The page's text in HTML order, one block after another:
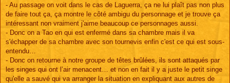
- Au passage on voit dans le cas de Laguerra, ça ne lui plaît pas non plus
de faire tout ça, ça montre le côté ambigu du personnage et je trouve ça
intéressant non vraiment j'aime beaucoup ce personnages aussi.
- Donc on a Tao en qui est enfermé dans sa chambre mais il va
s'échapper de sa chambre avec son tournevis enfin c'est ce qui est sous-
entendu…
- Donc on retourne à notre groupe de têtes brûlées, ils sont attaqués par
les singes qui ont l’air menacent… et non en fait il y a juste le petit singe
qu'elle a sauvé qui va arranger la situation en expliquant aux autres de